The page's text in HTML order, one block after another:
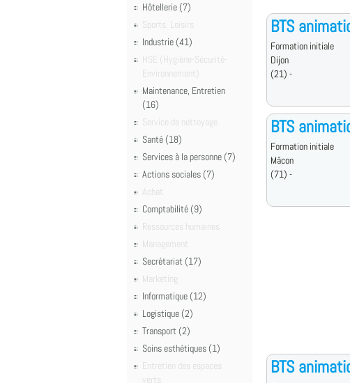
Hôtellerie (7)
Sports, Loisirs
Industrie (41)
HSE (Hygiène-Sécurité-
Environnement)
Maintenance, Entretien
(16)
Service de nettoyage
Santé (18)
Services à la personne (7)
Actions sociales (7)
Achat
Comptabilité (9)
Ressources humaines
Management
Secrétariat (17)
Marketing
Informatique (12)
Logistique (2)
Transport (2)
Soins esthétiques (1)
Entretien des espaces
verts
BTS
Formation initiale
Dijon
(21) -
BTS
Formation initiale
Mâcon
(71) -
BTS